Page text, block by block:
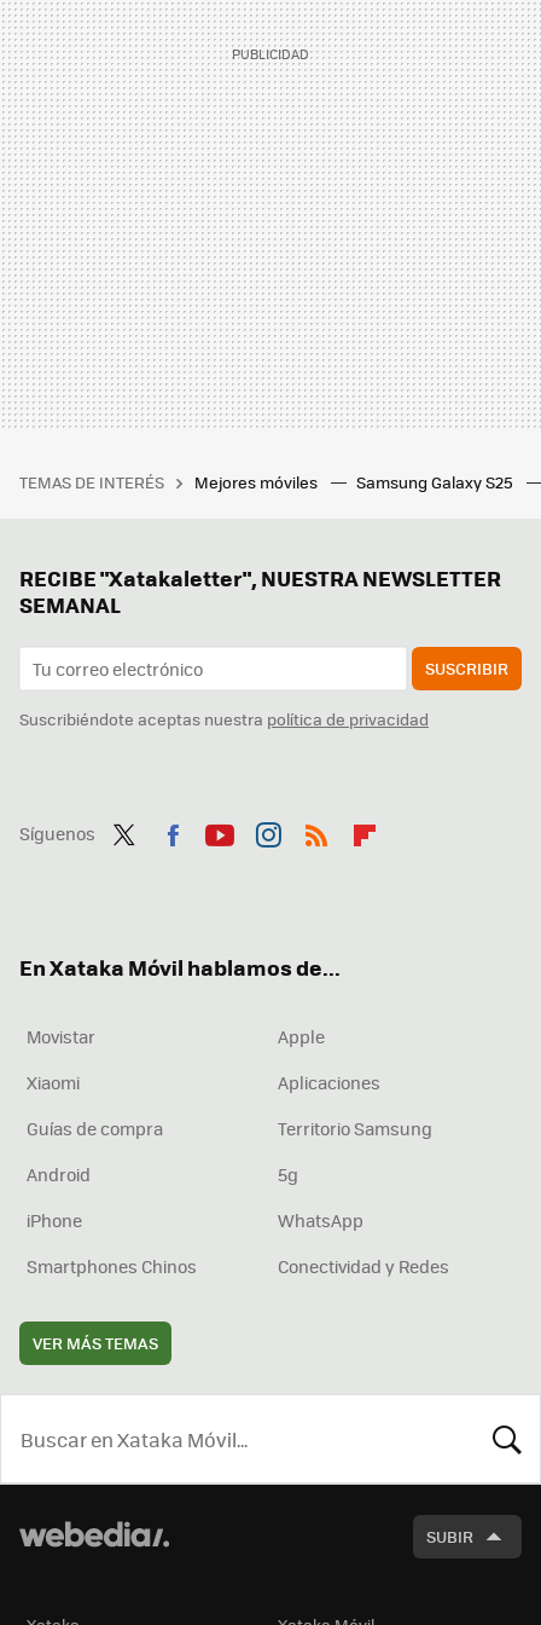
TEMAS DE INTERÉS Mejores móviles Samsung Galaxy S25
RECIBE "Xatakaletter", NUESTRA NEWSLETTER
SEMANAL
SUSCRIBIR
Suscribiéndote aceptas nuestra política de privacidad
Síguenos
En Xataka Móvil hablamos de...
Movistar
Apple
Xiaomi
Aplicaciones
Guías de compra
Territorio Samsung
Android
5g
iPhone
WhatsApp
Smartphones Chinos
Conectividad y Redes
VER MÁS TEMAS
SUBIR